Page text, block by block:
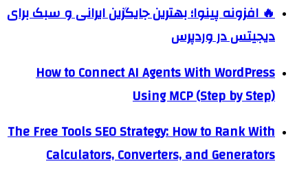
🔥 افزونه پینوا؛ بهترین جایگزین ایرانی و سبک برای
دیجیتس در وردپرس
How to Connect AI Agents With WordPress
Using MCP (Step by Step)
The Free Tools SEO Strategy: How to Rank With
Calculators, Converters, and Generators